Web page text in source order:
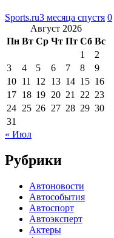
Sports.ru3 месяца спустя 0
Август 2026
Пн Вт Ср Чт Пт Сб Вс
1
2
3
4 5 6 7 8
9
10 11 12 13 14 15 16
17 18 19 20 21 22 23
24 25 26 27 28 29 30
31
« Июл
Рубрики
Автоновости
Автособытия
Автоспорт
Автоэксперт
Актеры